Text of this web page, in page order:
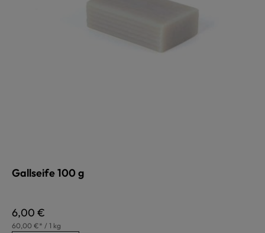
Gallseife 100 g
Regulärer Preis:
6,00 €
60,00 €* / 1 kg